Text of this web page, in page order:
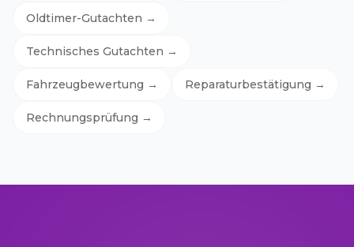
Oldtimer-Gutachten →
Technisches Gutachten →
Fahrzeugbewertung → Reparaturbestätigung →
Rechnungsprüfung →